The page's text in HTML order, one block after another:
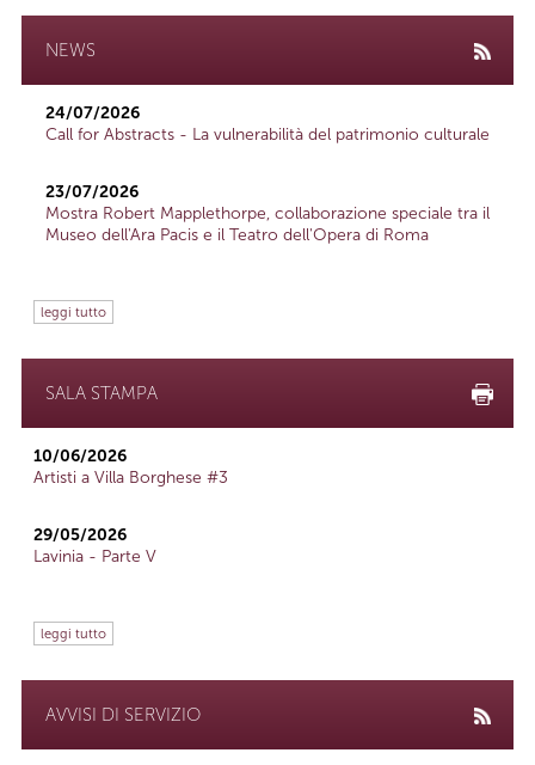
NEWS
24/07/2026
Call for Abstracts - La vulnerabilità del patrimonio culturale
23/07/2026
Mostra Robert Mapplethorpe, collaborazione speciale tra il
Museo dell'Ara Pacis e il Teatro dell'Opera di Roma
leggi tutto
SALA STAMPA
10/06/2026
Artisti a Villa Borghese #3
29/05/2026
Lavinia - Parte V
leggi tutto
AVVISI DI SERVIZIO